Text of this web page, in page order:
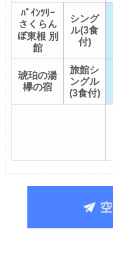
ﾊﾟｲﾝﾂﾘｰ
さくらん
ぼ東根 別
館
シング
ル(3食
付)
琥珀の湯
欅の宿
旅館シ
ングル
(3食付)